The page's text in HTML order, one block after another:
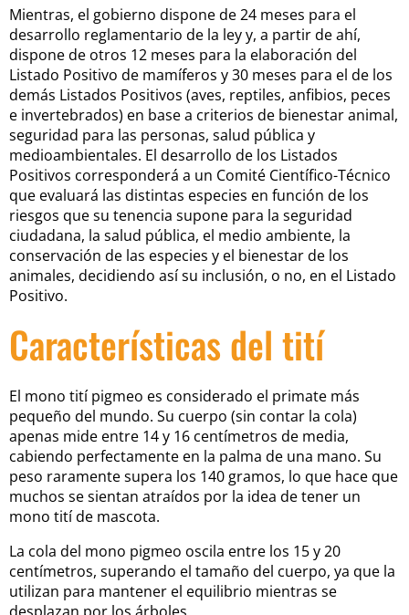
Mientras, el gobierno dispone de 24 meses para el
desarrollo reglamentario de la ley y, a partir de ahí,
dispone de otros 12 meses para la elaboración del
Listado Positivo de mamíferos y 30 meses para el de los
demás Listados Positivos (aves, reptiles, anfibios, peces
e invertebrados) en base a criterios de bienestar animal,
seguridad para las personas, salud pública y
medioambientales. El desarrollo de los Listados
Positivos corresponderá a un Comité Científico-Técnico
que evaluará las distintas especies en función de los
riesgos que su tenencia supone para la seguridad
ciudadana, la salud pública, el medio ambiente, la
conservación de las especies y el bienestar de los
animales, decidiendo así su inclusión, o no, en el Listado
Positivo.
Características del tití
El mono tití pigmeo es considerado el primate más
pequeño del mundo. Su cuerpo (sin contar la cola)
apenas mide entre 14 y 16 centímetros de media,
cabiendo perfectamente en la palma de una mano. Su
peso raramente supera los 140 gramos, lo que hace que
muchos se sientan atraídos por la idea de tener un
mono tití de mascota.
La cola del mono pigmeo oscila entre los 15 y 20
centímetros, superando el tamaño del cuerpo, ya que la
utilizan para mantener el equilibrio mientras se